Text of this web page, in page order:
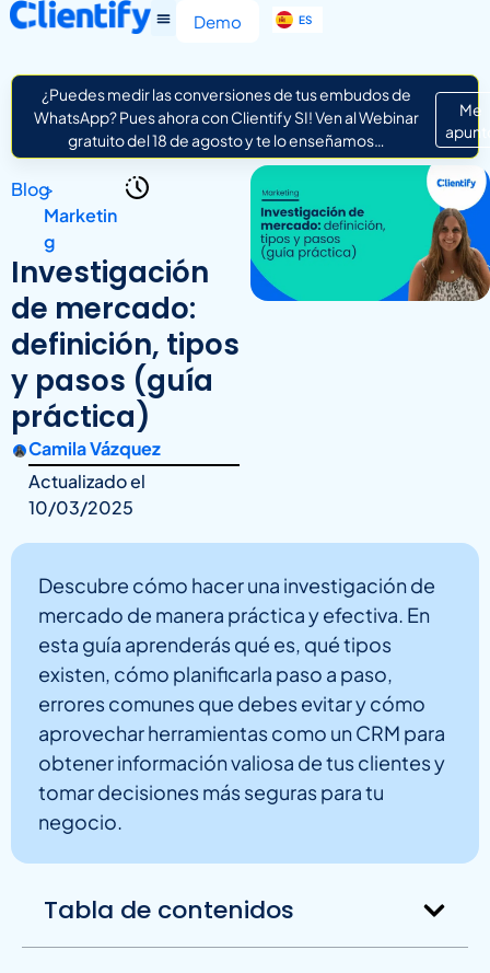
Demo ES
IT
¿Puedes medir las conversiones de tus embudos de
WhatsApp? Pues ahora con Clientify SI! Ven al Webinar
gratuito del 18 de agosto y te lo enseñamos…
Me
Blog
>
Marketin
g
Investigación
de mercado:
definición, tipos
y pasos (guía
práctica)
Camila Vázquez
Actualizado el
10/03/2025
Descubre cómo hacer una investigación de
mercado de manera práctica y efectiva. En
esta guía aprenderás qué es, qué tipos
existen, cómo planificarla paso a paso,
errores comunes que debes evitar y cómo
aprovechar herramientas como un CRM para
obtener información valiosa de tus clientes y
tomar decisiones más seguras para tu
negocio.
Tabla de contenidos